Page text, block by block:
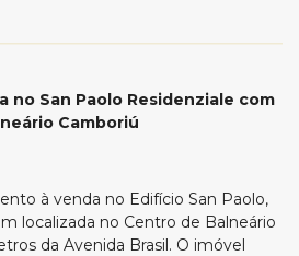
no San Paolo Residenziale com
Camboriú
à venda no Edifício San Paolo,
localizada no Centro de Balneário
da Avenida Brasil. O imóvel